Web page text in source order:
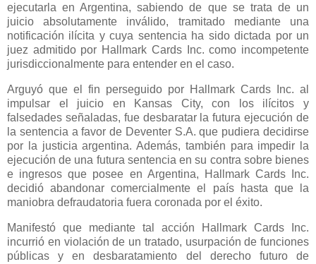
ejecutarla en Argentina, sabiendo de que se trata de un
juicio absolutamente inválido, tramitado mediante una
notificación ilícita y cuya sentencia ha sido dictada por un
juez admitido por Hallmark Cards Inc. como incompetente
jurisdiccionalmente para entender en el caso.
Arguyó que el fin perseguido por Hallmark Cards Inc. al
impulsar el juicio en Kansas City, con los ilícitos y
falsedades señaladas, fue desbaratar la futura ejecución de
la sentencia a favor de Deventer S.A. que pudiera decidirse
por la justicia argentina. Además, también para impedir la
ejecución de una futura sentencia en su contra sobre bienes
e ingresos que posee en Argentina, Hallmark Cards Inc.
decidió abandonar comercialmente el país hasta que la
maniobra defraudatoria fuera coronada por el éxito.
Manifestó que mediante tal acción Hallmark Cards Inc.
incurrió en violación de un tratado, usurpación de funciones
públicas y en desbaratamiento del derecho futuro de